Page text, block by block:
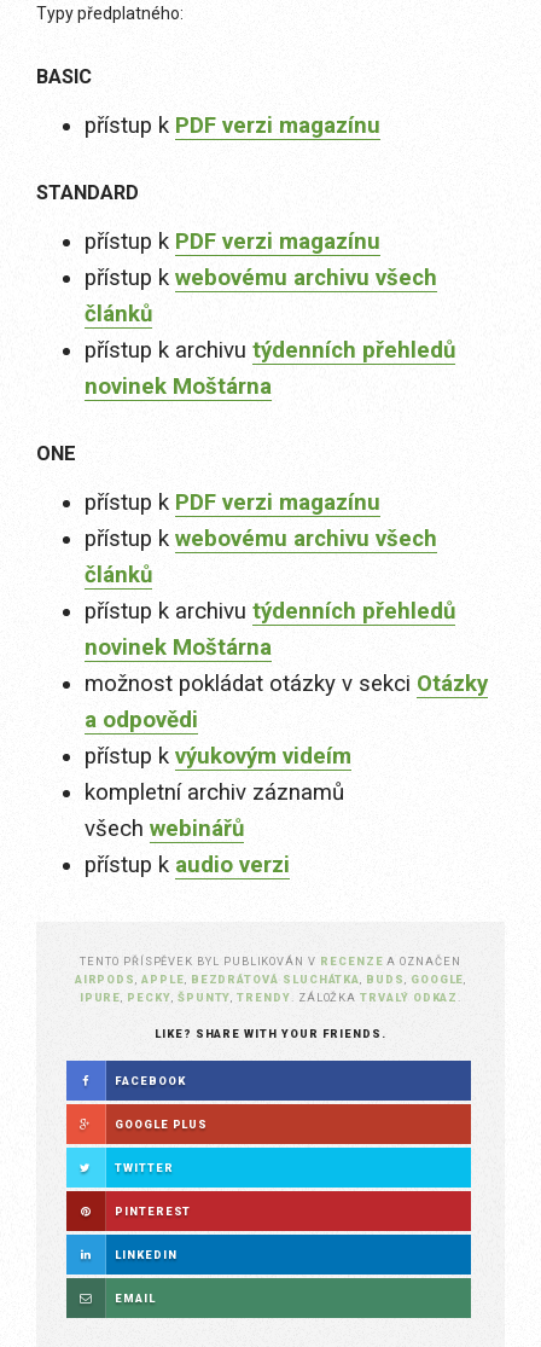
Typy předplatného:
BASIC
přístup k PDF verzi magazínu
STANDARD
přístup k PDF verzi magazínu
přístup k webovému archivu všech
článků
přístup k archivu týdenních přehledů
novinek Moštárna
ONE
přístup k PDF verzi magazínu
přístup k webovému archivu všech
článků
přístup k archivu týdenních přehledů
novinek Moštárna
možnost pokládat otázky v sekci Otázky
a odpovědi
přístup k výukovým videím
kompletní archiv záznamů
všech webinářů
přístup k audio verzi
TENTO PŘÍSPĚVEK BYL PUBLIKOVÁN V RECENZE A OZNAČEN
AIRPODS
,APPLE BEZDRÁTOVÁ SLUCHÁTKA BUDS GOOGLE
IPURE
PECKY ŠPUNTY ,TRENDY . ZÁLOŽKATRVALÝ ODKAZ
LIKE? SHARE WITH YOUR FRIENDS.
FACEBOOK
GOOGLE PLUS
TWITTER
PINTEREST
LINKEDIN
EMAIL